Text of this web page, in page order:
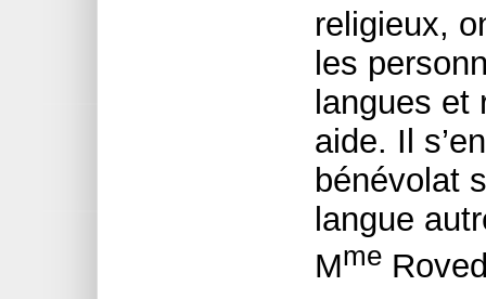
religieux,
les
langues
aide. Il
bénévolat
langue
Mme